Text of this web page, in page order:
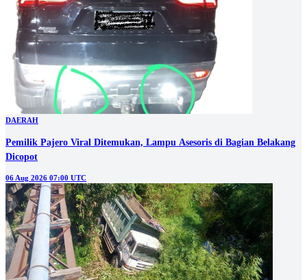
DAERAH
Pemilik Pajero Viral Ditemukan, Lampu Asesoris di Bagian Belakang
Dicopot
06 Aug 2026 07:00 UTC